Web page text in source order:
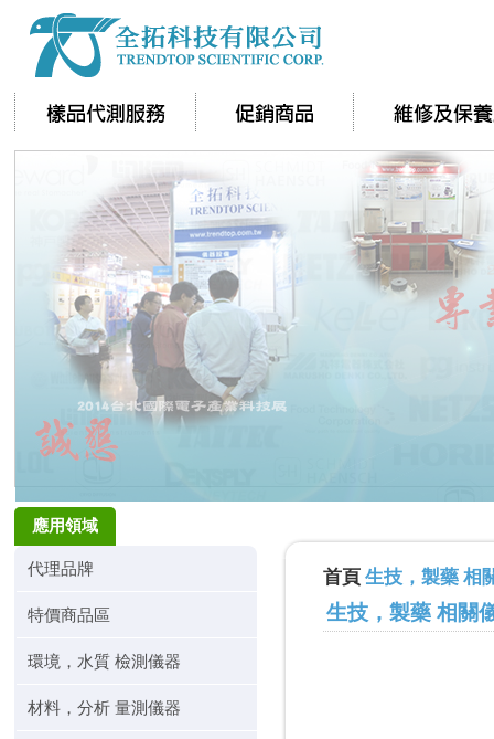
應用領域
代理品牌
特價商品區
環境，水質 檢測儀器
材料，分析 量測儀器
首頁 生技，製藥 相
生技，製藥 相關